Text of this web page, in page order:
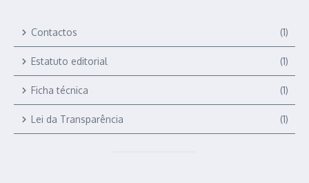
Contactos (1)
Estatuto editorial (1)
Ficha técnica (1)
Lei da Transparência (1)